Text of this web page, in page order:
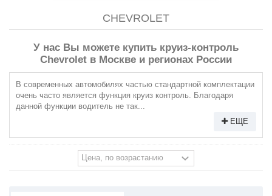
CHEVROLET
У нас Вы можете купить круиз-контроль
Chevrolet в Москве и регионах России
В современных автомобилях частью стандартной комплектации
очень часто является функция круиз контроль. Благодаря
данной функции водитель не так...
ЕЩЕ